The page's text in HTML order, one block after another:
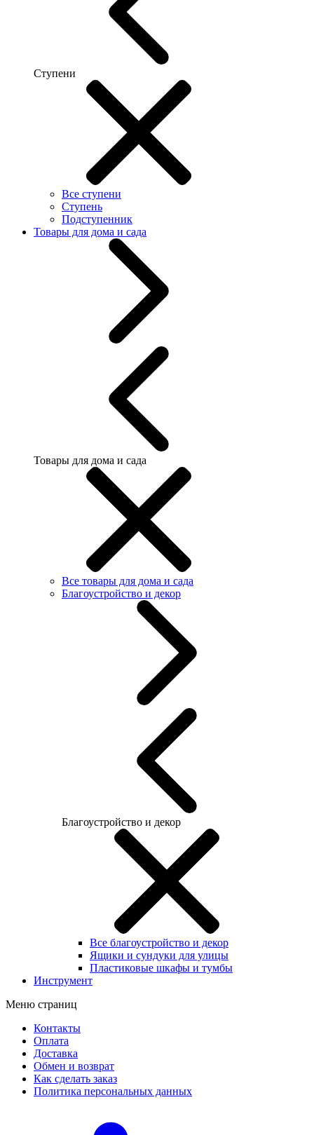
Ступени
Все ступени
Ступень
Подступенник
Товары для дома и сада
Товары для дома и сада
Все товары для дома и сада
Благоустройство и декор
Благоустройство и декор
Все благоустройство и декор
Ящики и сундуки для улицы
Пластиковые шкафы и тумбы
Инструмент
Меню страниц
Контакты
Оплата
Доставка
Обмен и возврат
Как сделать заказ
Политика персональных данных